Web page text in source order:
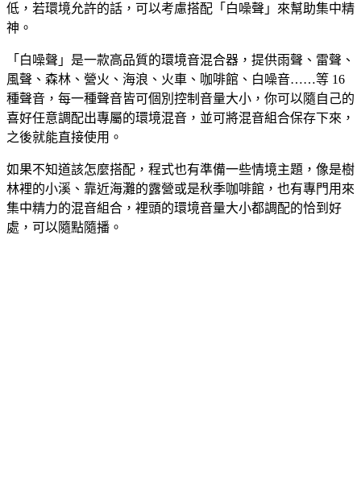
低，若環境允許的話，可以考慮搭配「白噪聲」來幫助集中精
神。
「白噪聲」是一款高品質的環境音混合器，提供雨聲、雷聲、
風聲、森林、營火、海浪、火車、咖啡館、白噪音……等 16
種聲音，每一種聲音皆可個別控制音量大小，你可以隨自己的
喜好任意調配出專屬的環境混音，並可將混音組合保存下來，
之後就能直接使用。
如果不知道該怎麼搭配，程式也有準備一些情境主題，像是樹
林裡的小溪、靠近海灘的露營或是秋季咖啡館，也有專門用來
集中精力的混音組合，裡頭的環境音量大小都調配的恰到好
處，可以隨點隨播。